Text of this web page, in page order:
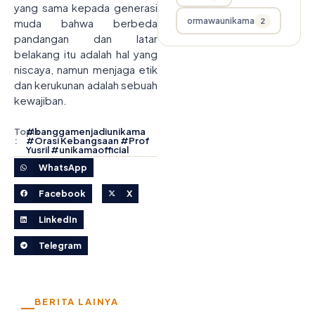
yang sama kepada generasi
muda bahwa berbeda
pandangan dan latar
belakang itu adalah hal yang
niscaya, namun menjaga etik
dan kerukunan adalah sebuah
kewajiban.
Topik
:
#banggamenjadiunikama
#Orasi Kebangsaan #Prof
Yusril#unikamaofficial
WhatsApp
Facebook X
LinkedIn
Telegram
ormawaunikama 2
BERITA LAINYA